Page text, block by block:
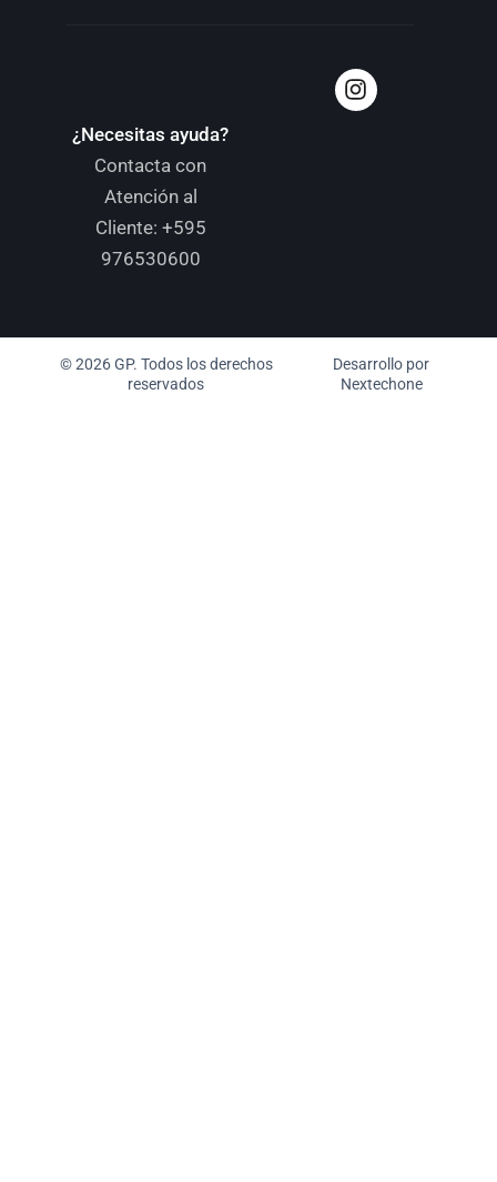
¿Necesitas ayuda?
Contacta con
Atención al
Cliente: +595
976530600
© 2026 GP. Todos los derechos
reservados
Desarrollo por
Nextechone